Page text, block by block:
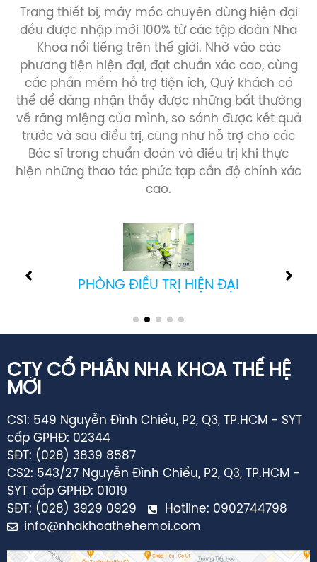
đều được nhập mới 100% từ các tập đoàn Nha
Khoa nổi tiếng trên thế giới. Nhờ vào các
phương tiện hiện đại, đạt chuẩn xác cao, cùng
các phần mềm hỗ trợ tiện ích, Quý khách có
thể dể dàng nhận thấy được những bất thường
về răng miệng của mình, so sánh được kết quả
trước và sau điều trị, cũng như hỗ trợ cho các
Bác sĩ trong chuẩn đoán và điều trị khi thực
hiện những thao tác phức tạp cần độ chính xác
cao.
PHÒNG CẤY GHÉP IMPLANT
CTY CỔ PHẦN NHA KHOA THẾ HỆ
MỚI
cấp GPHĐ: 02344
SĐT: (028) 3839 8587
CS2: 543/27 Nguyễn Đình Chiểu, P2, Q3, TP.HCM -
SYT cấp GPHĐ: 01019
SĐT: (028) 3929 0929
info@nhakhoathehemoi.com